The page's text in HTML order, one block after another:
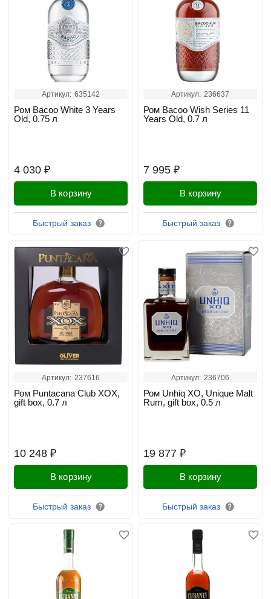
Артикул: 635142
4 030 ₽
Ром Bacoo White 3 Years
Old, 0.75 л
В корзину
Быстрый заказ
Артикул: 236637
7 995 ₽
Ром Bacoo Wish Series 11
Years Old, 0.7 л
В корзину
Быстрый заказ
Артикул: 237616
10 248 ₽
Ром Puntacana Club XOX,
gift box, 0.7 л
В корзину
Быстрый заказ
Артикул: 236706
19 877 ₽
Ром Unhiq XO, Unique Malt
Rum, gift box, 0.5 л
В корзину
Быстрый заказ